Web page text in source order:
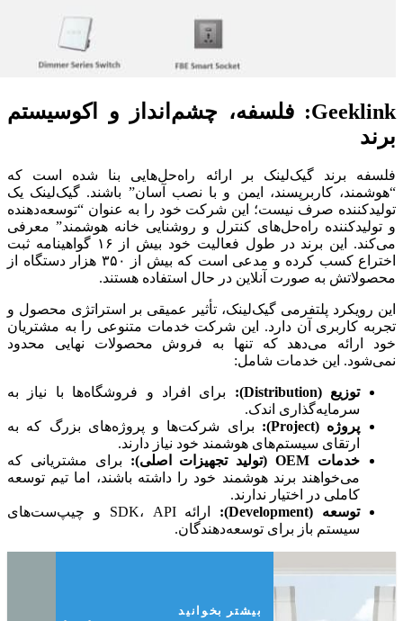
Geeklink: فلسفه، چشم‌انداز و اکوسیستم
برند
فلسفه برند گیک‌لینک بر ارائه راه‌حل‌هایی بنا شده است که
“هوشمند، کاربرپسند، ایمن و با نصب آسان” باشند. گیک‌لینک یک
تولیدکننده صرف نیست؛ این شرکت خود را به عنوان “توسعه‌دهنده
و تولیدکننده راه‌حل‌های کنترل و روشنایی خانه‌ هوشمند” معرفی
می‌کند. این برند در طول فعالیت خود بیش از ۱۶ گواهینامه ثبت
اختراع کسب کرده و مدعی است که بیش از ۳۵۰ هزار دستگاه از
محصولاتش به صورت آنلاین در حال استفاده هستند.
این رویکرد پلتفرمی گیک‌لینک، تأثیر عمیقی بر استراتژی محصول و
تجربه کاربری آن دارد. این شرکت خدمات متنوعی را به مشتریان
خود ارائه می‌دهد که تنها به فروش محصولات نهایی محدود
نمی‌شود. این خدمات شامل:
توزیع (Distribution):
برای افراد و فروشگاه‌ها با نیاز به
سرمایه‌گذاری اندک.
پروژه (Project):
برای شرکت‌ها و پروژه‌های بزرگ که به
ارتقای سیستم‌های هوشمند خود نیاز دارند.
خدمات OEM (تولید تجهیزات اصلی):
برای مشتریانی که
می‌خواهند برند هوشمند خود را داشته باشند، اما تیم توسعه
کاملی در اختیار ندارند.
توسعه (Development):
ارائه SDK، API و چیپ‌ست‌های
سیستم باز برای توسعه‌دهندگان.
بیشتر بخوانید